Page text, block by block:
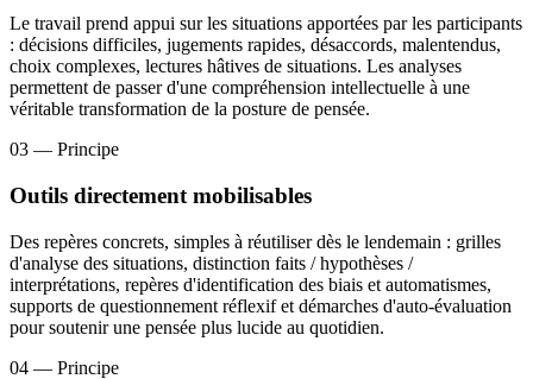
Le travail prend appui sur les situations apportées par les participants
: décisions difficiles, jugements rapides, désaccords, malentendus,
choix complexes, lectures hâtives de situations. Les analyses
permettent de passer d'une compréhension intellectuelle à une
véritable transformation de la posture de pensée.
03 — Principe
Outils directement mobilisables
Des repères concrets, simples à réutiliser dès le lendemain : grilles
d'analyse des situations, distinction faits / hypothèses /
interprétations, repères d'identification des biais et automatismes,
supports de questionnement réflexif et démarches d'auto-évaluation
pour soutenir une pensée plus lucide au quotidien.
04 — Principe